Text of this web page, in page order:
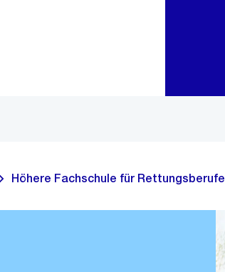
Höhere Fachschule für Rettungsberufe